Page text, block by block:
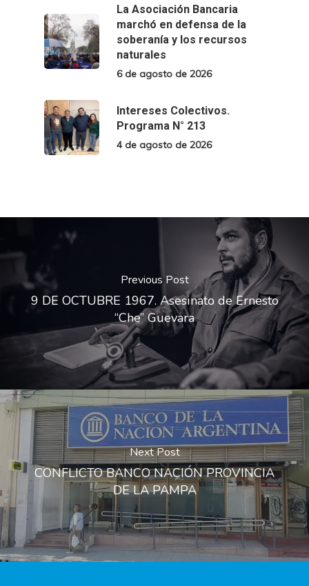
La Asociación Bancaria
marchó en defensa de la
soberanía y los recursos
naturales
6 de agosto de 2026
Intereses Colectivos.
Programa N° 213
4 de agosto de 2026
Previous Post
9 DE OCTUBRE 1967. Asesinato de Ernesto
“Che” Guevara
Next Post
CONFLICTO BANCO NACIÓN PROVINCIA
DE LA PAMPA